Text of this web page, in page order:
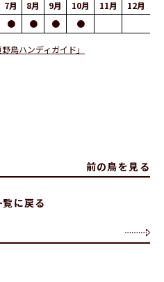
7月 8月 9月 10月 11月
12月
● ● ● ●
鳥ハンディガイド」
前の鳥を見る
に戻る